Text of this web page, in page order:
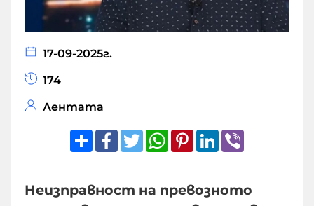
17-09-2025г.
174
Лентата
ShareFacebook
TwitterWhatsApp
Pinterest
LinkedIn
Неизправност на превозното